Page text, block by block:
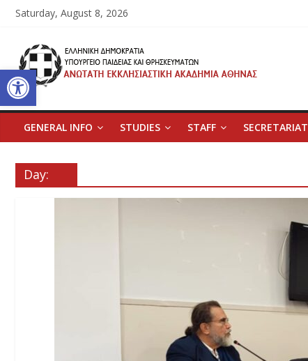
Open toolbar
Skip
content
Saturday, August 8, 2026
Ανώτατη
Εκκλησιαστική
Ακαδημία
Αθηνών
Ανώτατη
GENERAL INFO STUDIES STAFF SECRETARIAT
Day: